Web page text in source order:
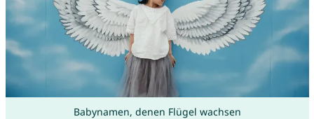
Babynamen, denen Flügel wachsen